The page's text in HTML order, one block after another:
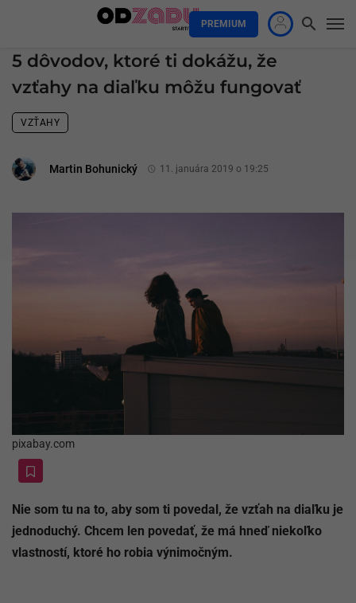
PREMIUM
5 dôvodov, ktoré ti dokážu, že
vzťahy na diaľku môžu fungovať
VZŤAHY
Martin Bohunický 11. januára 2019 o 19:25
pixabay.com
Nie som tu na to, aby som ti povedal, že vzťah na diaľku je
jednoduchý. Chcem len povedať, že má hneď niekoľko
vlastností, ktoré ho robia výnimočným.